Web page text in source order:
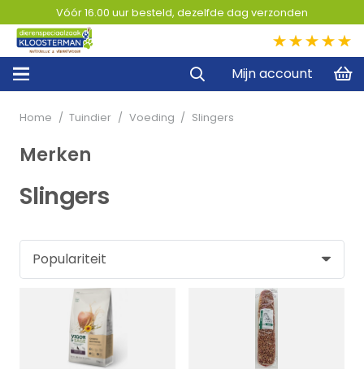
Vóór 16.00 uur besteld, dezelfde dag verzonden
Mijn account
Home / Tuindier / Voeding / Slingers
Slingers
Merken